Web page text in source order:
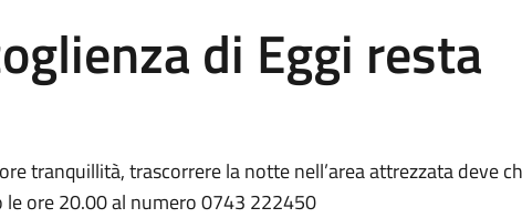
di Eggi resta
tranquillità, trascorrere la notte nell’area attrezzata deve
le ore 20.00 al numero 0743 222450